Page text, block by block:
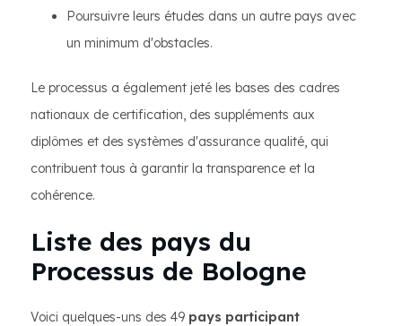
Poursuivre leurs études dans un autre pays avec
un minimum d'obstacles.
Le processus a également jeté les bases des cadres
nationaux de certification, des suppléments aux
diplômes et des systèmes d'assurance qualité, qui
contribuent tous à garantir la transparence et la
cohérence.
Liste des pays du
Processus de Bologne
Voici quelques-uns des 49 pays participant